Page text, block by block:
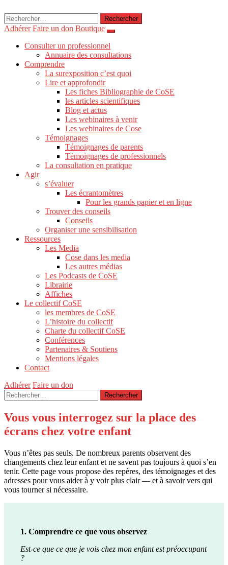
Rechercher :
Adhérer Faire un don Boutique
Consulter un professionnel
Annuaire des consultations
Comprendre
La surexposition c’est quoi
Lire et approfondir
Les fiches Bibliographie de CoSE
les articles scientifiques
Blog et actus
Les webinaires à venir
Les webinaires de Cose
Témoignages
Témoignages de parents
Témoignages de professionnels
La consultation en pratique
Agir
s’évaluer
Les écrantomètres
Pour les grands papier et en ligne
Trouver des conseils
Conseils
Organiser une sensibilisation
Ressources
Les Media
Cose dans les media
Les autres médias
Les Podcasts de CoSE
Librairie
Affiches
Le collectif CoSE
les membres de CoSE
L’histoire du collectif
Charte du collectif CoSE
Conférences
Partenaires & Soutiens
Mentions légales
Contact
Adhérer Faire un don
Rechercher :
Vous vous interrogez sur la place des
écrans chez votre enfant
Vous n’êtes pas seuls. De nombreux parents observent des
changements chez leur enfant et ne savent pas toujours à quoi s’en
tenir. Cette page vous propose des repères, des témoignages et des
adresses pour vous aider à y voir plus clair — et à savoir vers qui
vous tourner si nécessaire.
1. Comprendre ce que vous observez
Est-ce que ce que je vois chez mon enfant est préoccupant
?